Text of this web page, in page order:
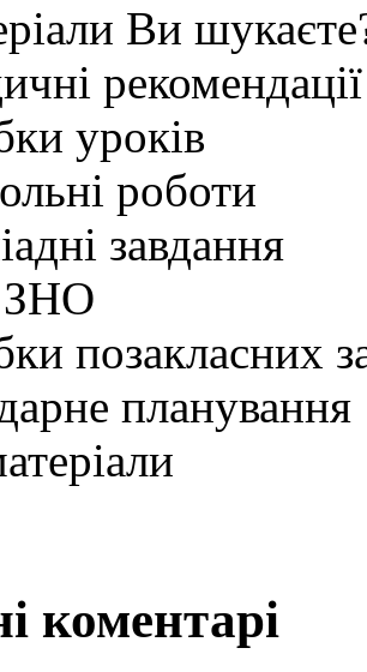
Ви
рекомендації
уроків
роботи
завдання
ЗНО
позакласних
планування
коментарі